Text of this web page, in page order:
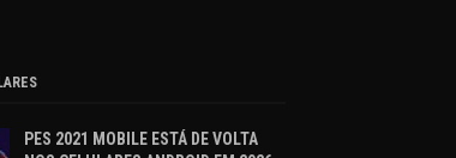
PES 2021 MOBILE ESTÁ DE VOLTA